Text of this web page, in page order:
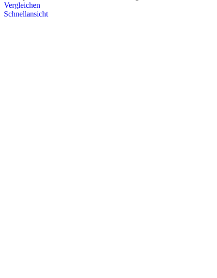
Vergleichen
Schnellansicht